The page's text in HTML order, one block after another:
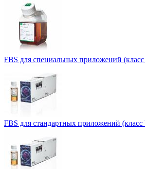
FBS для специальных приложений
FBS для стандартных приложений (класс